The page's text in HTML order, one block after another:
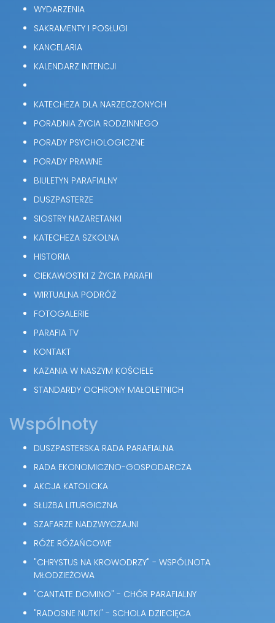
WYDARZENIA
SAKRAMENTY I POSŁUGI
KANCELARIA
KALENDARZ INTENCJI
KATECHEZA DLA NARZECZONYCH
PORADNIA ŻYCIA RODZINNEGO
PORADY PSYCHOLOGICZNE
PORADY PRAWNE
BIULETYN PARAFIALNY
DUSZPASTERZE
SIOSTRY NAZARETANKI
KATECHEZA SZKOLNA
HISTORIA
CIEKAWOSTKI Z ŻYCIA PARAFII
WIRTUALNA PODRÓŻ
FOTOGALERIE
PARAFIA TV
KONTAKT
KAZANIA W NASZYM KOŚCIELE
STANDARDY OCHRONY MAŁOLETNICH
Wspólnoty
DUSZPASTERSKA RADA PARAFIALNA
RADA EKONOMICZNO-GOSPODARCZA
AKCJA KATOLICKA
SŁUŻBA LITURGICZNA
SZAFARZE NADZWYCZAJNI
RÓŻE RÓŻAŃCOWE
"CHRYSTUS NA KROWODRZY" - WSPÓLNOTA
MŁODZIEŻOWA
"CANTATE DOMINO" - CHÓR PARAFIALNY
"RADOSNE NUTKI" - SCHOLA DZIECIĘCA